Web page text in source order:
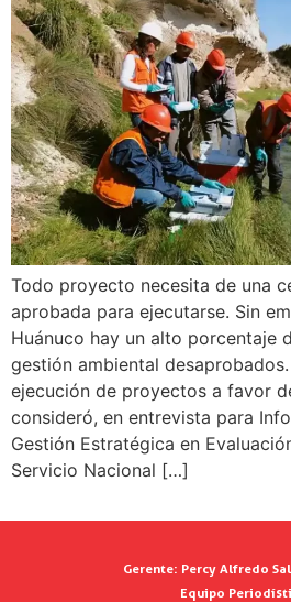
Todo proyecto necesita de una
aprobada para ejecutarse. Sin
Huánuco hay un alto porcentaje
gestión ambiental
ejecución de proyectos a favor
consideró, en entrevista para
Gestión Estratégica en
Servicio Nacional […]
Gerente: Percy Alfredo
Equipo